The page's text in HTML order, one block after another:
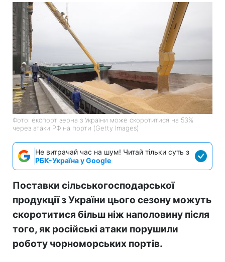
Фото: експорт зерна з України може скоротитися на 53%
через атаки РФ на порти (Getty Images)
Не витрачай час на шум! Читай тільки суть з
РБК-Україна у Google
Поставки сільськогосподарської
продукції з України цього сезону можуть
скоротитися більш ніж наполовину після
того, як російські атаки порушили
роботу чорноморських портів.